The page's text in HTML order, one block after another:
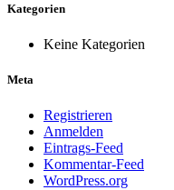
Kategorien
Keine Kategorien
Meta
Registrieren
Anmelden
Eintrags-Feed
Kommentar-Feed
WordPress.org